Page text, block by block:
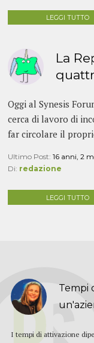
LEGGI TUTTO
La
Oggi al Synesis
cerca di lavoro di
far circolare il
Ultimo Post:16 anni, 2
Di: redazione
LEGGI TUTTO
Tempi
I tempi di attivazione